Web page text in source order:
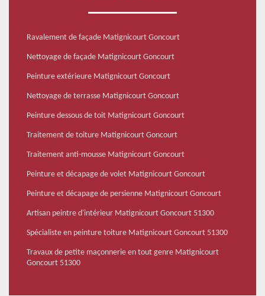
Ravalement de façade Matignicourt Goncourt
Nettoyage de façade Matignicourt Goncourt
Peinture extérieure Matignicourt Goncourt
Nettoyage de terrasse Matignicourt Goncourt
Peinture dessous de toit Matignicourt Goncourt
Traitement de toiture Matignicourt Goncourt
Traitement anti-mousse Matignicourt Goncourt
Peinture et décapage de volet Matignicourt Goncourt
Peinture et décapage de persienne Matignicourt Goncourt
Artisan peintre d'intérieur Matignicourt Goncourt 51300
Spécialiste en peinture toiture Matignicourt Goncourt 51300
Travaux de petite maçonnerie en tout genre Matignicourt
Goncourt 51300